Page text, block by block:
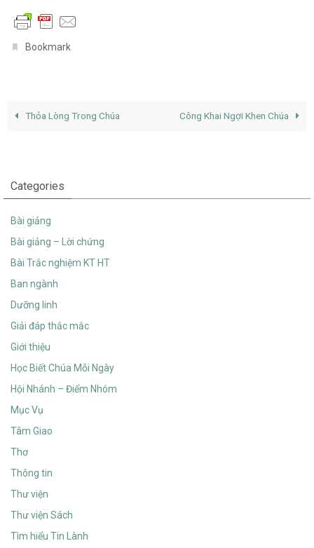
Bookmark.
Thỏa Lòng Trong Chúa Công Khai Ngợi Khen Chúa
Categories
Bài giảng
Bài giảng – Lời chứng
Bài Trắc nghiệm KT HT
Ban ngành
Dưỡng linh
Giải đáp thắc mắc
Giới thiệu
Học Biết Chúa Mỗi Ngày
Hội Nhánh – Điểm Nhóm
Mục Vụ
Tâm Giao
Thơ
Thông tin
Thư viện
Thư viện Sách
Tìm hiểu Tin Lành